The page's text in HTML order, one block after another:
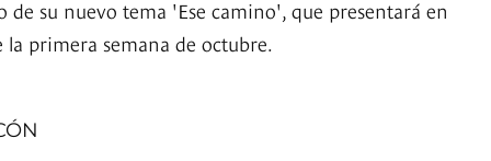
de su nuevo tema 'Ese camino', que presentará en
primera semana de octubre.